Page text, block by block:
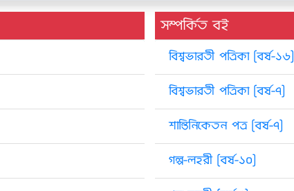
সম্পর্কিত বই
বিশ্বভারতী পত্রিকা [বর্ষ-১৬]
বিশ্বভারতী পত্রিকা [বর্ষ-৭]
শান্তিনিকেতন পত্র [বর্ষ-৭]
গল্প-লহরী [বর্ষ-১০]